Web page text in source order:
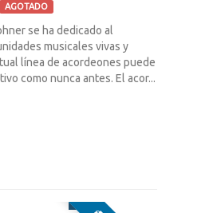
AGOTADO
se ha dedicado al
musicales vivas y
línea de acordeones puede
como nunca antes. El acor...